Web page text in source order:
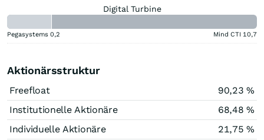
Digital Turbine
Pegasystems 0,2 Mind CTI 10,7
Aktionärsstruktur
Freefloat
90,23 %
Institutionelle Aktionäre
68,48 %
Individuelle Aktionäre
21,75 %